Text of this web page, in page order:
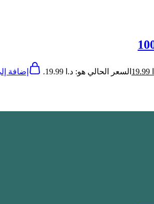
السعر الحالي هو: د.ا 19.99. إضافة